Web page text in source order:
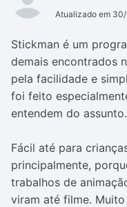
Atualizado em
Stickman é um
demais encontrados
pela facilidade e
foi feito
entendem do assunto.
Fácil até para
principalmente,
trabalhos de
viram até filme.